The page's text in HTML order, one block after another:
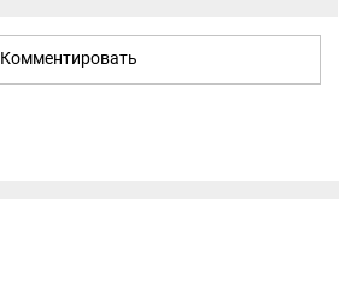
Комментировать